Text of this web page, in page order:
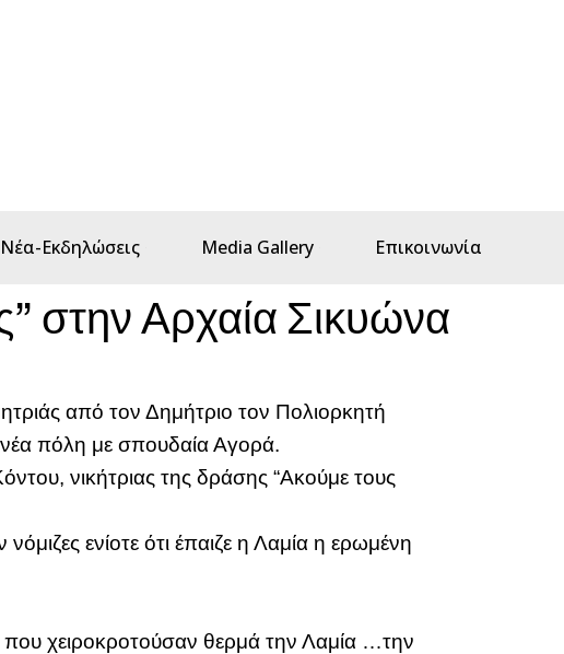
Νέα-Εκδηλώσεις Media Gallery Επικοινωνία
στην Αρχαία Σικυώνα
από τον Δημήτριο τον Πολιορκητή
νέα πόλη με σπουδαία Αγορά.
νικήτριας της δράσης “Ακούμε τους
ενίοτε ότι έπαιζε η Λαμία η ερωμένη
που χειροκροτούσαν θερμά την Λαμία …την